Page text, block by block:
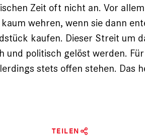
Zeit oft nicht an. Vor
wehren, wenn sie dann
kaufen. Dieser Streit um
und politisch gelöst werden.
stets offen stehen. Das
TEILEN